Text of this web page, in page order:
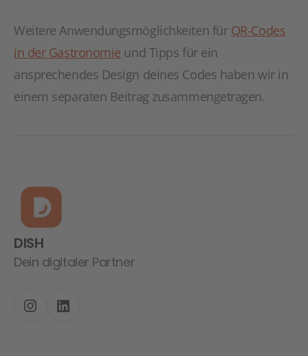
Weitere Anwendungsmöglichkeiten für QR-Codes
in der Gastronomie und Tipps für ein
ansprechendes Design deines Codes haben wir in
einem separaten Beitrag zusammengetragen.
DISH
Dein digitaler Partner